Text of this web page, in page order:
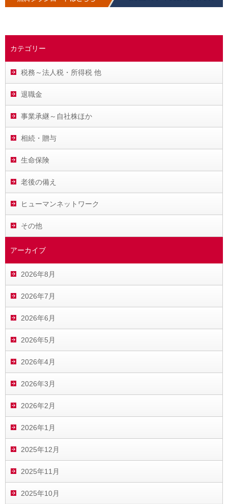
カテゴリー
税務～法人税・所得税 他
退職金
事業承継～自社株ほか
相続・贈与
生命保険
老後の備え
ヒューマンネットワーク
その他
アーカイブ
2026年8月
2026年7月
2026年6月
2026年5月
2026年4月
2026年3月
2026年2月
2026年1月
2025年12月
2025年11月
2025年10月